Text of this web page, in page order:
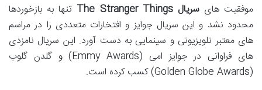
موفقیت هایسریال The Stranger Things
تنها به بازخوردها
محدود نشد و این سریال جوایز و افتخارات متعددی را در مراسم
های معتبر تلویزیونی و سینمایی به دست آورد. این سریال نامزدی
های فراوانی در جوایز امی (Emmy Awards) و گلدن گلوب
(Golden Globe Awards) کسب کرده است.